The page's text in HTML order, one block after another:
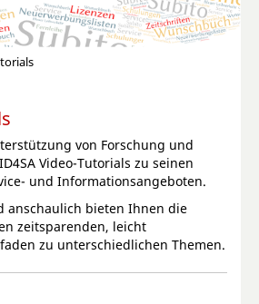
von Forschung und
Video-Tutorials zu seinen
und Informationsangeboten.
anschaulich bieten Ihnen die
zeitsparenden, leicht
zu unterschiedlichen Themen.